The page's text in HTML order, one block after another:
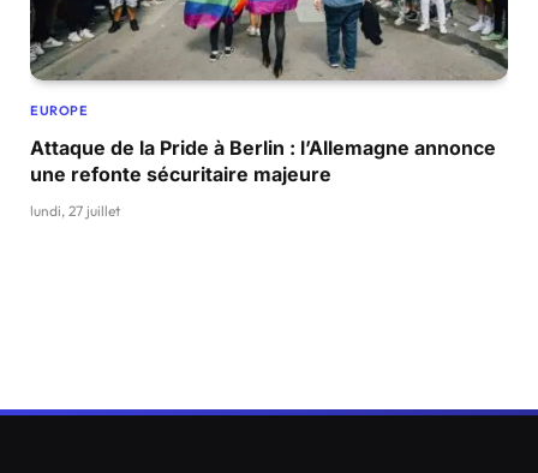
EUROPE
Attaque de la Pride à Berlin : l’Allemagne annonce
une refonte sécuritaire majeure
lundi, 27 juillet